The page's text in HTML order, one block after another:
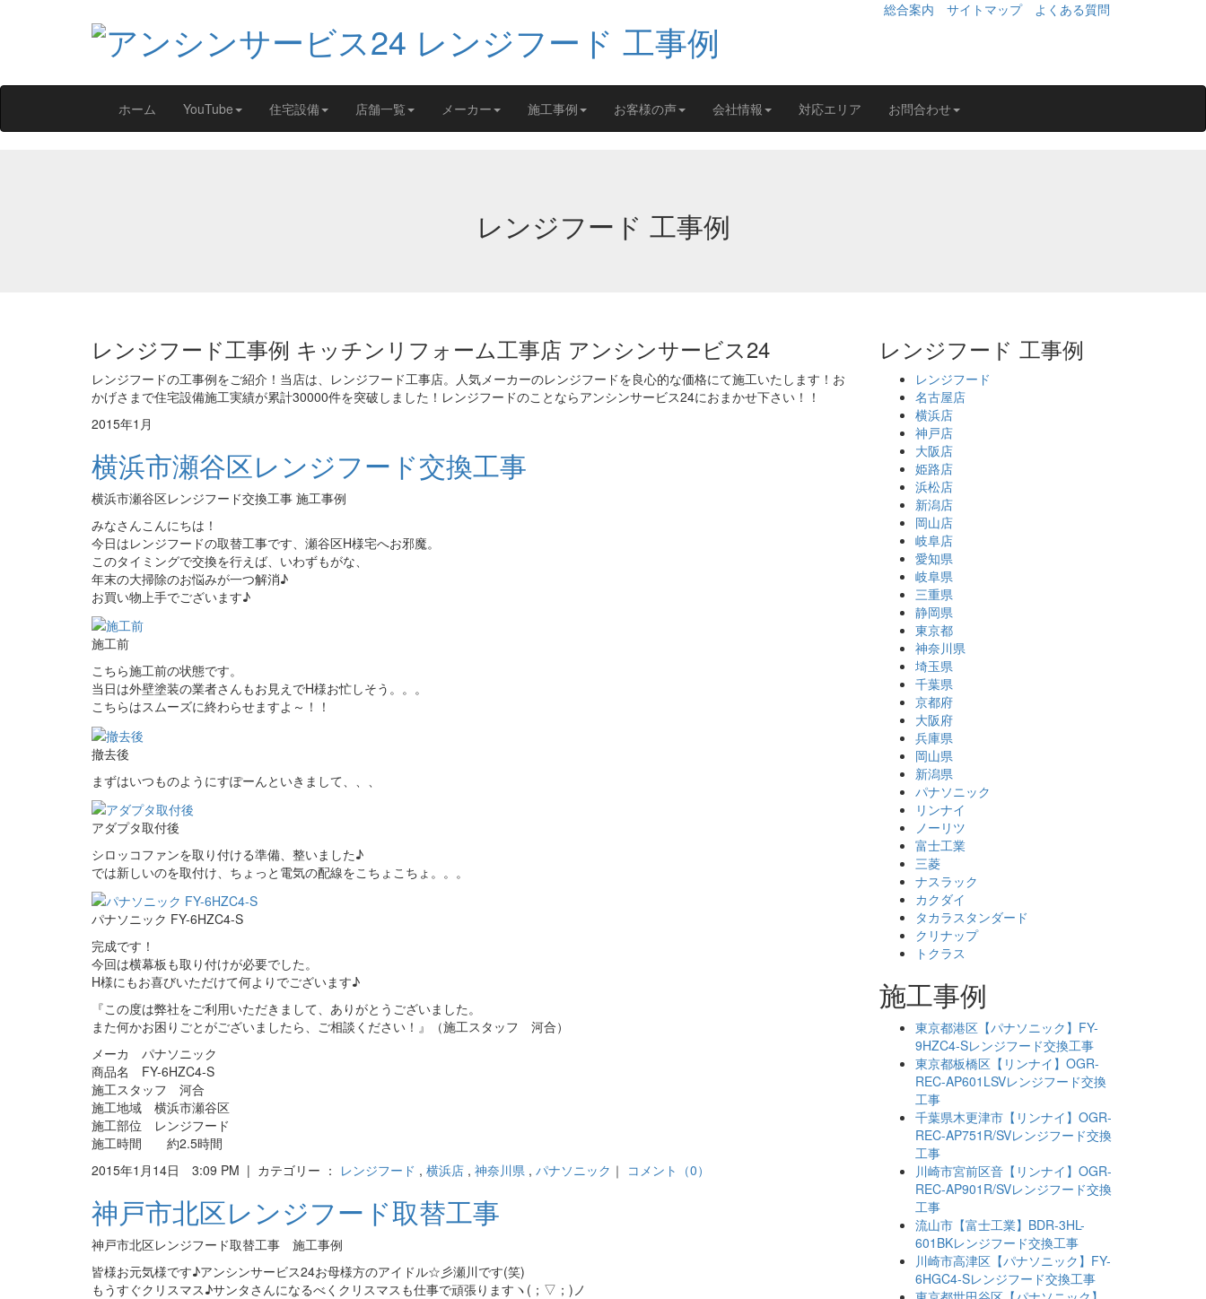
総合案内 サイトマップ よくある質問
ホーム YouTube 住宅設備 店舗一覧 メーカー 施工事例 お客様の声 会社情報 対応エリア お問合わせ
レンジフード 工事例
レンジフード工事例 キッチンリフォーム工事店 アンシンサービス24
レンジフードの工事例をご紹介！当店は、レンジフード工事店。人気メーカーのレンジフードを良心的な価格にて施工いたします！お
かげさまで住宅設備施工実績が累計30000件を突破しました！レンジフードのことならアンシンサービス24におまかせ下さい！！
2015年1月
横浜市瀬谷区レンジフード交換工事
横浜市瀬谷区レンジフード交換工事 施工事例
みなさんこんにちは！
今日はレンジフードの取替工事です、瀬谷区H様宅へお邪魔。
このタイミングで交換を行えば、いわずもがな、
年末の大掃除のお悩みが一つ解消♪
お買い物上手でございます♪
施工前
こちら施工前の状態です。
当日は外壁塗装の業者さんもお見えでH様お忙しそう。。。
こちらはスムーズに終わらせますよ～！！
撤去後
まずはいつものようにすぽーんといきまして、、、
アダプタ取付後
シロッコファンを取り付ける準備、整いました♪
では新しいのを取付け、ちょっと電気の配線をこちょこちょ。。。
パナソニック FY-6HZC4-S
完成です！
今回は横幕板も取り付けが必要でした。
H様にもお喜びいただけて何よりでございます♪
『この度は弊社をご利用いただきまして、ありがとうございました。
また何かお困りごとがございましたら、ご相談ください！』（施工スタッフ 河合）
メーカ パナソニック
商品名 FY-6HZC4-S
施工スタッフ 河合
施工地域 横浜市瀬谷区
施工部位 レンジフード
施工時間 約2.5時間
2015年1月14日 3:09 PM | カテゴリー ： レンジフード , 横浜店 , 神奈川県 , パナソニック ｜ コメント（0）
神戸市北区レンジフード取替工事
神戸市北区レンジフード取替工事 施工事例
皆様お元気様です♪アンシンサービス24お母様方のアイドル☆彡瀬川です(笑)
もうすぐクリスマス♪サンタさんになるべくクリスマスも仕事で頑張りますヽ(；▽；)ノ
レンジフード 工事例
レンジフード
名古屋店
横浜店
神戸店
大阪店
姫路店
浜松店
新潟店
岡山店
岐阜店
愛知県
岐阜県
三重県
静岡県
東京都
神奈川県
埼玉県
千葉県
京都府
大阪府
兵庫県
岡山県
新潟県
パナソニック
リンナイ
ノーリツ
富士工業
三菱
ナスラック
カクダイ
タカラスタンダード
クリナップ
トクラス
施工事例
東京都港区【パナソニック】FY-
9HZC4-Sレンジフード交換工事
東京都板橋区【リンナイ】OGR-
REC-AP601LSVレンジフード交換
工事
千葉県木更津市【リンナイ】OGR-
REC-AP751R/SVレンジフード交換
工事
川崎市宮前区音【リンナイ】OGR-
REC-AP901R/SVレンジフード交換
工事
流山市【富士工業】BDR-3HL-
601BKレンジフード交換工事
川崎市高津区【パナソニック】FY-
6HGC4-Sレンジフード交換工事